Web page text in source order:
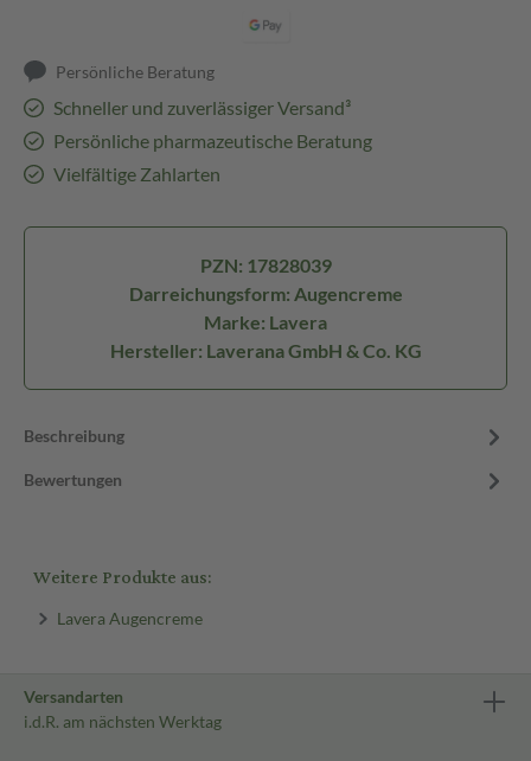
Persönliche Beratung
Schneller und zuverlässiger Versand³
Persönliche pharmazeutische Beratung
Vielfältige Zahlarten
PZN: 17828039
Darreichungsform: Augencreme
Marke: Lavera
Hersteller: Laverana GmbH & Co. KG
Beschreibung
Bewertungen
Weitere Produkte aus:
Lavera Augencreme
Versandarten
i.d.R. am nächsten Werktag